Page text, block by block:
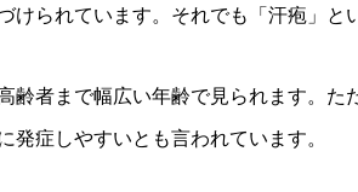
られています。それでも「汗疱」
者まで幅広い年齢で見られます。た
症しやすいとも言われています。